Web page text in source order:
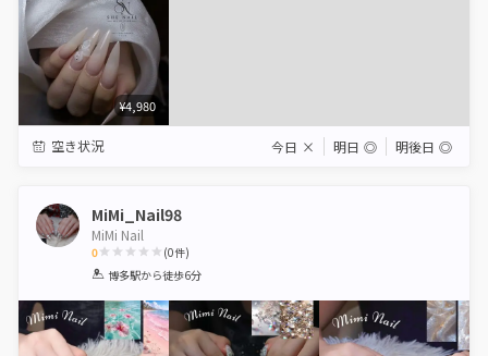
¥4,980
空き状況 今日 × 明日 ◎ 明後日 ◎
MiMi_Nail98
MiMi Nail
0
1 2 3 4 5
(0件)
博多駅から徒歩6分